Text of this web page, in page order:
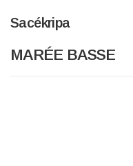
Sacékripa
MARÉE BASSE